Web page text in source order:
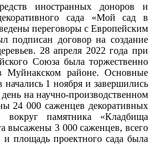
иностранных доноров и
сада «Мой сад в
переговоры с Европейским
подписан договор на создание
28 апреля 2022 года при
Союза была торжественно
Муйнакском районе. Основные
начались 1 ноября и завершились
на научно-производственном
24 000 саженцев декоративных
памятника «Кладбища
высажены 3 000 саженцев, всего
площадь проектного сада была